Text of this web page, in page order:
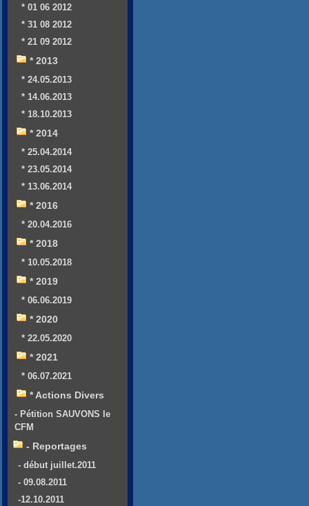
* 01 06 2012
* 31 08 2012
* 21 09 2012
* 2013
* 24.05.2013
* 14.06.2013
* 18.10.2013
* 2014
* 25.04.2014
* 23.05.2014
* 13.06.2014
* 2016
* 20.04.2016
* 2018
* 10.05.2018
* 2019
* 06.06.2019
* 2020
* 22.05.2020
* 2021
* 06.07.2021
* Actions Divers
- Pétition SAUVONS le
CFM
- Reportages
- début juillet.2011
- 09.08.2011
-12.10.2011